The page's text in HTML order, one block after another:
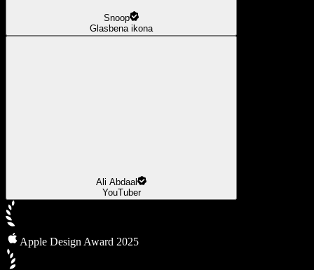
Snoop
Glasbena ikona
Ali Abdaal
YouTuber
Apple Design Award 2025